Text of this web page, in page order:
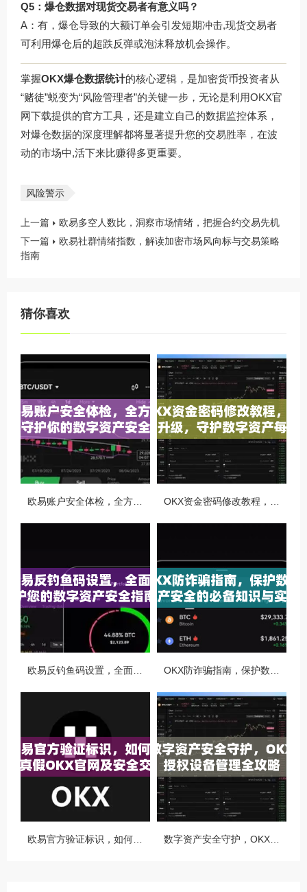
Q5：爆仓数据对现货交易者有意义吗？
A：有，爆仓导致的大额订单会引发短期冲击,现货交易者
可利用爆仓后的超跌反弹或泡沫释放机会操作。
掌握OKX爆仓数据统计的核心逻辑，是加密货币投资者从
“赌徒”蜕变为“风险管理者”的关键一步，无论是利用OKX官
网下载提供的官方工具，还是建立自己的数据监控体系，
对爆仓数据的深度理解都将显著提升您的交易胜率，在波
动的市场中,活下来比赚得多更重要。
风险警示
上一篇
欧易多空人数比，洞察市场情绪，把握合约交易先机
下一篇
欧易社群情绪指数，解读加密市场风向标与交易策略
指南
猜你喜欢